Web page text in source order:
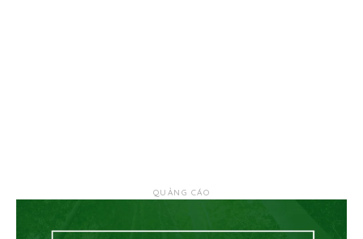
QUẢNG CÁO